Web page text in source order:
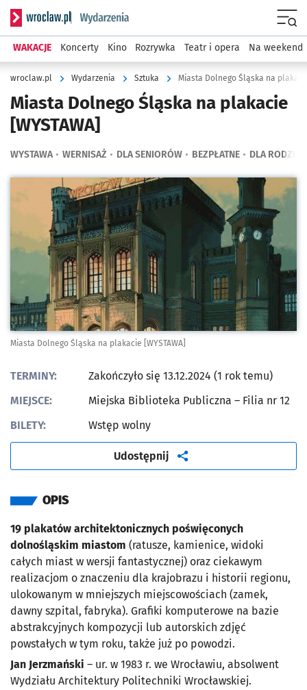
Serwis informacyjny wroclaw.pl podserwis: Wydarzenia
WAKACJE Koncerty Kino Rozrywka Teatr i opera Na weekend
wroclaw.pl Wydarzenia Sztuka Miasta Dolnego Śląska na
Miasta Dolnego Śląska na plakacie
[WYSTAWA]
WYSTAWA WERNISAŻ DLA SENIORÓW BEZPŁATNE DLA
Kliknij, aby powiększyć
Miasta Dolnego Śląska na plakacie [WYSTAWA]
TERMINY:
Zakończyło się 13.12.2024 (1 rok temu)
MIEJSCE:
Miejska Biblioteka Publiczna – Filia nr 12
BILETY:
Wstęp wolny
Udostępnij artykuł
OPIS
19 plakatów architektonicznych poświęconych
dolnośląskim miastom (ratusze, kamienice, widoki
całych miast w wersji fantastycznej) oraz ciekawym
realizacjom o znaczeniu dla krajobrazu i historii regionu,
ulokowanym w mniejszych miejscowościach (zamek,
dawny szpital, fabryka). Grafiki komputerowe na bazie
abstrakcyjnych kompozycji lub autorskich zdjęć
powstałych w tym roku, także już po powodzi.
Jan Jerzmański – ur. w 1983 r. we Wrocławiu, absolwent
Wydziału Architektury Politechniki Wrocławskiej.